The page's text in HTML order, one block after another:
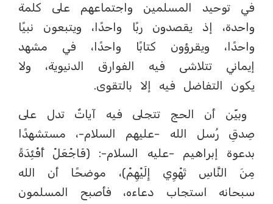
في توحيد المسلمين واجتماعهم على كلمة
واحدة، إذ يقصدون ربًا واحدًا، ويتبعون نبيًا
واحدًا، ويقرؤون كتابًا واحدًا، في مشهد
إيماني تتلاشى فيه الفوارق الدنيوية، ولا
يكون التفاضل فيه إلا بالتقوى.
وبيّن أن الحج تتجلى فيه آياتٌ تدل على
صِدقِ رُسل الله -عليهم السلام-، مستشهدًا
بدعوة إبراهيم -عليه السلام-: (فَاجْعَلْ أَفْئِدَةً
مِنَ النَّاسِ تَهْوِي إِلَيْهِمْ)، موضحًا أن الله
سبحانه استجاب دعاءه، فأصبح المسلمون